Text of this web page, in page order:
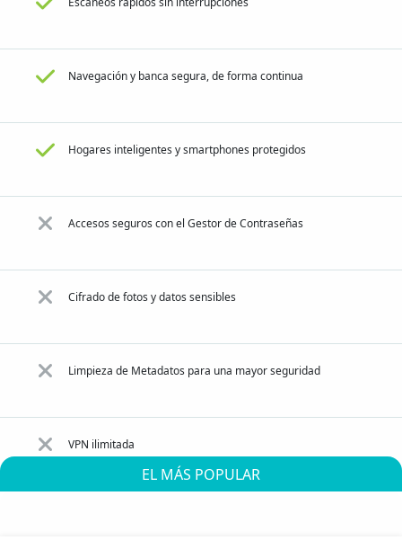
Navegación y banca segura, de forma continua
Hogares inteligentes y smartphones protegidos
Accesos seguros con el Gestor de Contraseñas
Cifrado de fotos y datos sensibles
Limpieza de Metadatos para una mayor seguridad
VPN ilimitada
EL MÁS POPULAR